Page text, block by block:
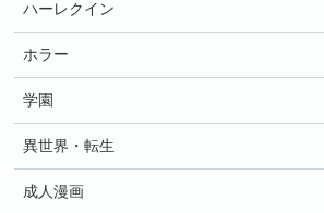
ハーレクイン
ホラー
学園
異世界・転生
成人漫画